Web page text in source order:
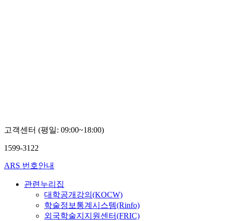
고객센터 (평일: 09:00~18:00)
1599-3122
ARS 번호안내
관련누리집
대학공개강의(KOCW)
학술정보통계시스템(Rinfo)
외국학술지지원센터(FRIC)